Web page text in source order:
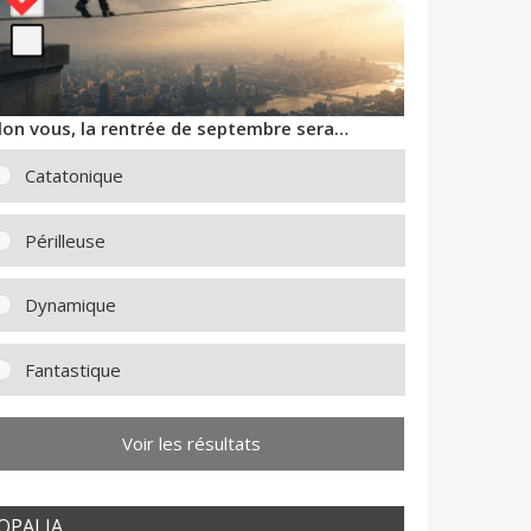
vous, la rentrée de septembre sera…
Catatonique
Périlleuse
Dynamique
Fantastique
Voir les résultats